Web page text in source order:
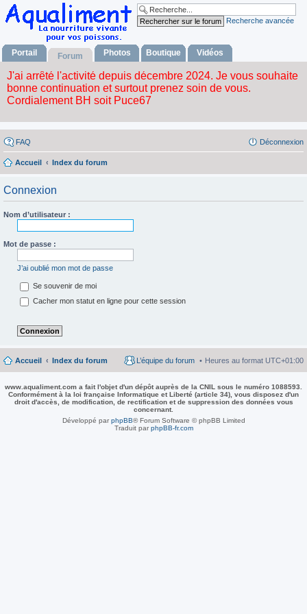
Recherche avancée
Portail Forum Photos Boutique Vidéos
FAQ Déconnexion
Accueil Index du forum
Connexion
Nom d’utilisateur :
Mot de passe :
J’ai oublié mon mot de passe
Se souvenir de moi
Cacher mon statut en ligne pour cette session
Accueil Index du forum Heures au format UTC+01:00
L’équipe du forum
www.aqualiment.com a fait l'objet d'un dépôt auprès de la CNIL sous le numéro 1088593.
Conformément à la loi française Informatique et Liberté (article 34), vous disposez d'un
droit d'accès, de modification, de rectification et de suppression des données vous
concernant.
Développé parphpBB® Forum Software © phpBB Limited
Traduit parphpBB-fr.com